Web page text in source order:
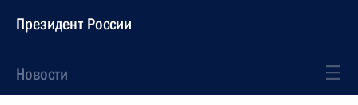
Президент России
Новости